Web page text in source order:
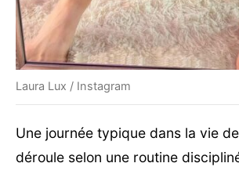
Laura Lux / Instagram
Une journée typique dans la vie
déroule selon une routine